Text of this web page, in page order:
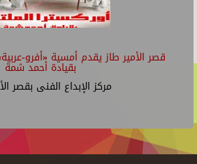
قصر الأمير طاز يقدم أمسية «أفرو-
بقيادة أحمد شمة
مركز الإبداع الفنى بقصر